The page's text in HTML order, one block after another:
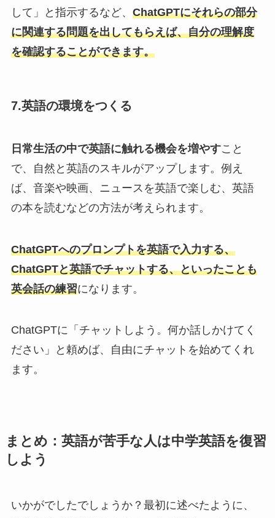
して」と指示するなど、 ChatGPTにそれらの部分
に関連する問題を出してもらえば、自分の理解度
を確認することができます。
7.英語の環境をつくる
日常生活の中で英語に触れる機会を増やすこと
で、自然と英語のスキルがアップします。例え
ば、音楽や映画、ニュースを英語で楽しむ、英語
の本を読むなどの方法が考えられます。
ChatGPTへのプロンプトを英語で入力する、
ChatGPTと英語でチャットする、といったことも
英会話の練習になります。
ChatGPTに「チャットしよう。何か話しかけてく
ださい」と頼めば、自由にチャットを始めてくれ
ます。
まとめ：英語が苦手な人は中学英語を復習
しよう
いかがでしたでしょうか？最初に述べたように、